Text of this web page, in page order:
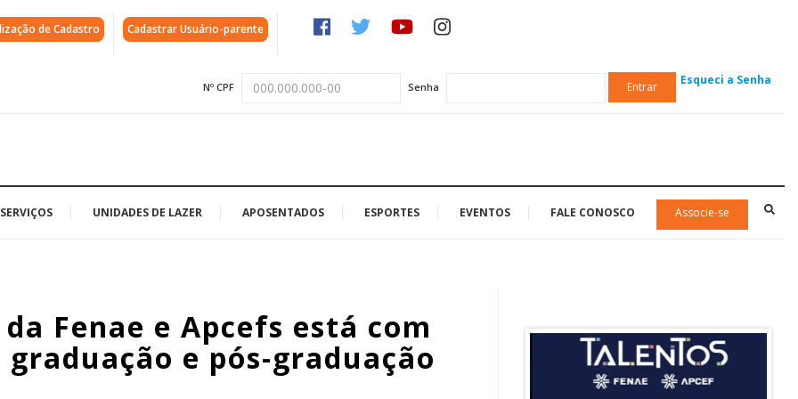
de Cadastro Cadastrar Usuário-parente
Nº CPF Senha Entrar Esqueci a Senha
SERVIÇOS UNIDADES DE LAZER APOSENTADOS ESPORTES EVENTOS FALE CONOSCO Associe-se
Fenae e Apcefs está com
e pós-graduação